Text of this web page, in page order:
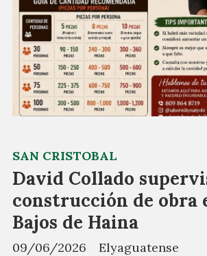
David Collado
construcción de obra
Bajos de Haina
Elyaguatense
SAN CRISTOBAL
09/06/2026